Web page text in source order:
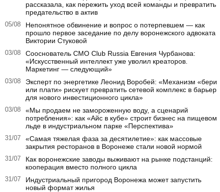
рассказала, как пережить уход всей команды и превратить
предательство в актив
05/08
Непонятное обвинение и вопрос о потерпевшем — как
прошло первое заседание по делу воронежского адвоката
Виктории Стуковой
03/08
Сооснователь CMO Club Russia Евгения Чурбанова:
«Искусственный интеллект уже уволил креаторов.
Маркетинг — следующий»
03/08
Эксперт по энергетике Леонид Воробей: «Механизм «бери
или плати» рискует превратить сетевой комплекс в барьер
для нового инвестиционного цикла»
03/08
«Мы продаем не замороженную воду, а сценарий
потребления»: как «Айс в кубе» строит бизнес на пищевом
льде в индустриальном парке «Перспектива»
31/07
«Самая тяжелая фаза за десятилетие»: как массовые
закрытия ресторанов в Воронеже стали новой нормой
31/07
Как воронежские заводы выживают на рынке подстанций:
кооперация вместо полного цикла
31/07
Индустриальный пригород Воронежа может запустить
новый формат жилья